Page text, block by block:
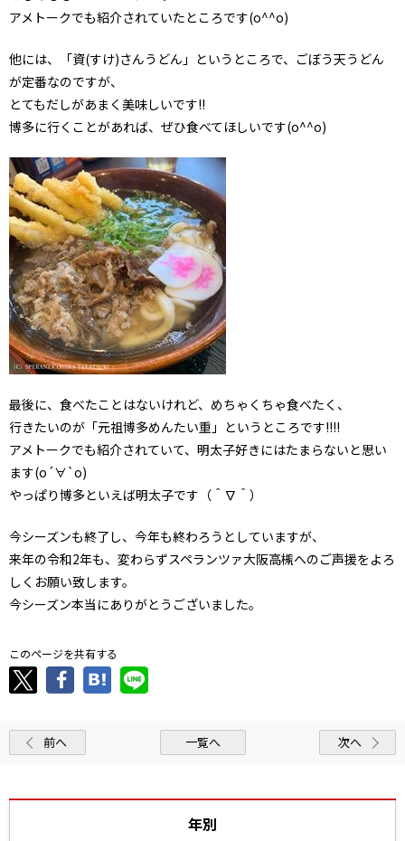
アメトークでも紹介されていたところです(o^^o)
他には、「資(すけ)さんうどん」というところで、ごぼう天うどん
が定番なのですが、
とてもだしがあまく美味しいです!!
博多に行くことがあれば、ぜひ食べてほしいです(o^^o)
最後に、食べたことはないけれど、めちゃくちゃ食べたく、
行きたいのが「元祖博多めんたい重」というところです!!!!
アメトークでも紹介されていて、明太子好きにはたまらないと思い
ます(о´∀`о)
やっぱり博多といえば明太子です（＾∇＾）
今シーズンも終了し、今年も終わろうとしていますが、
来年の令和2年も、変わらずスペランツァ大阪高槻へのご声援をよろ
しくお願い致します。
今シーズン本当にありがとうございました。
このページを共有する
前へ 一覧へ 次へ
年別